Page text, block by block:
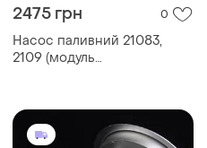
2475 грн 0
Насос паливний 21083,
2109 (модуль